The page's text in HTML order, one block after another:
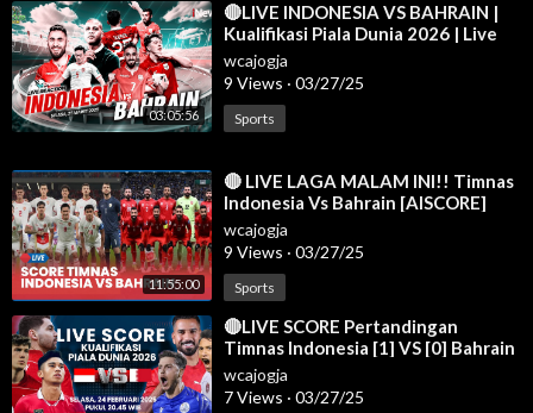
03:05:56
⁣🔴LIVE INDONESIA VS BAHRAIN |
Kualifikasi Piala Dunia 2026 | Live
Reaction | 25/03
wcajogja
9 Views · 03/27/25
Sports
11:55:00
⁣🔴 LIVE LAGA MALAM INI!! Timnas
Indonesia Vs Bahrain [AISCORE]
wcajogja
9 Views · 03/27/25
Sports
⁣🔴LIVE SCORE Pertandingan
Timnas Indonesia [1] VS [0] Bahrain
di Kualifikasi Piala Dunia 2026
wcajogja
7 Views · 03/27/25